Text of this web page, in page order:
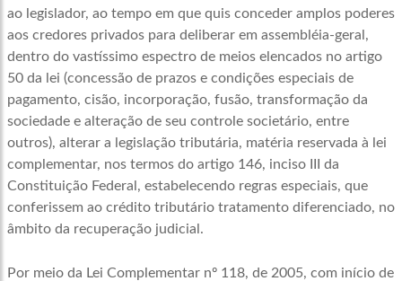
ao legislador, ao tempo em que quis conceder amplos poderes
aos credores privados para deliberar em assembléia-geral,
dentro do vastíssimo espectro de meios elencados no artigo
50 da lei (concessão de prazos e condições especiais de
pagamento, cisão, incorporação, fusão, transformação da
sociedade e alteração de seu controle societário, entre
outros), alterar a legislação tributária, matéria reservada à lei
complementar, nos termos do artigo 146, inciso III da
Constituição Federal, estabelecendo regras especiais, que
conferissem ao crédito tributário tratamento diferenciado, no
âmbito da recuperação judicial.
Por meio da Lei Complementar nº 118, de 2005, com início de